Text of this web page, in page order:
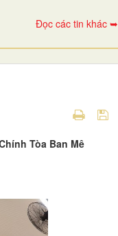
Đọc các tin khác ➥
Tòa Ban Mê